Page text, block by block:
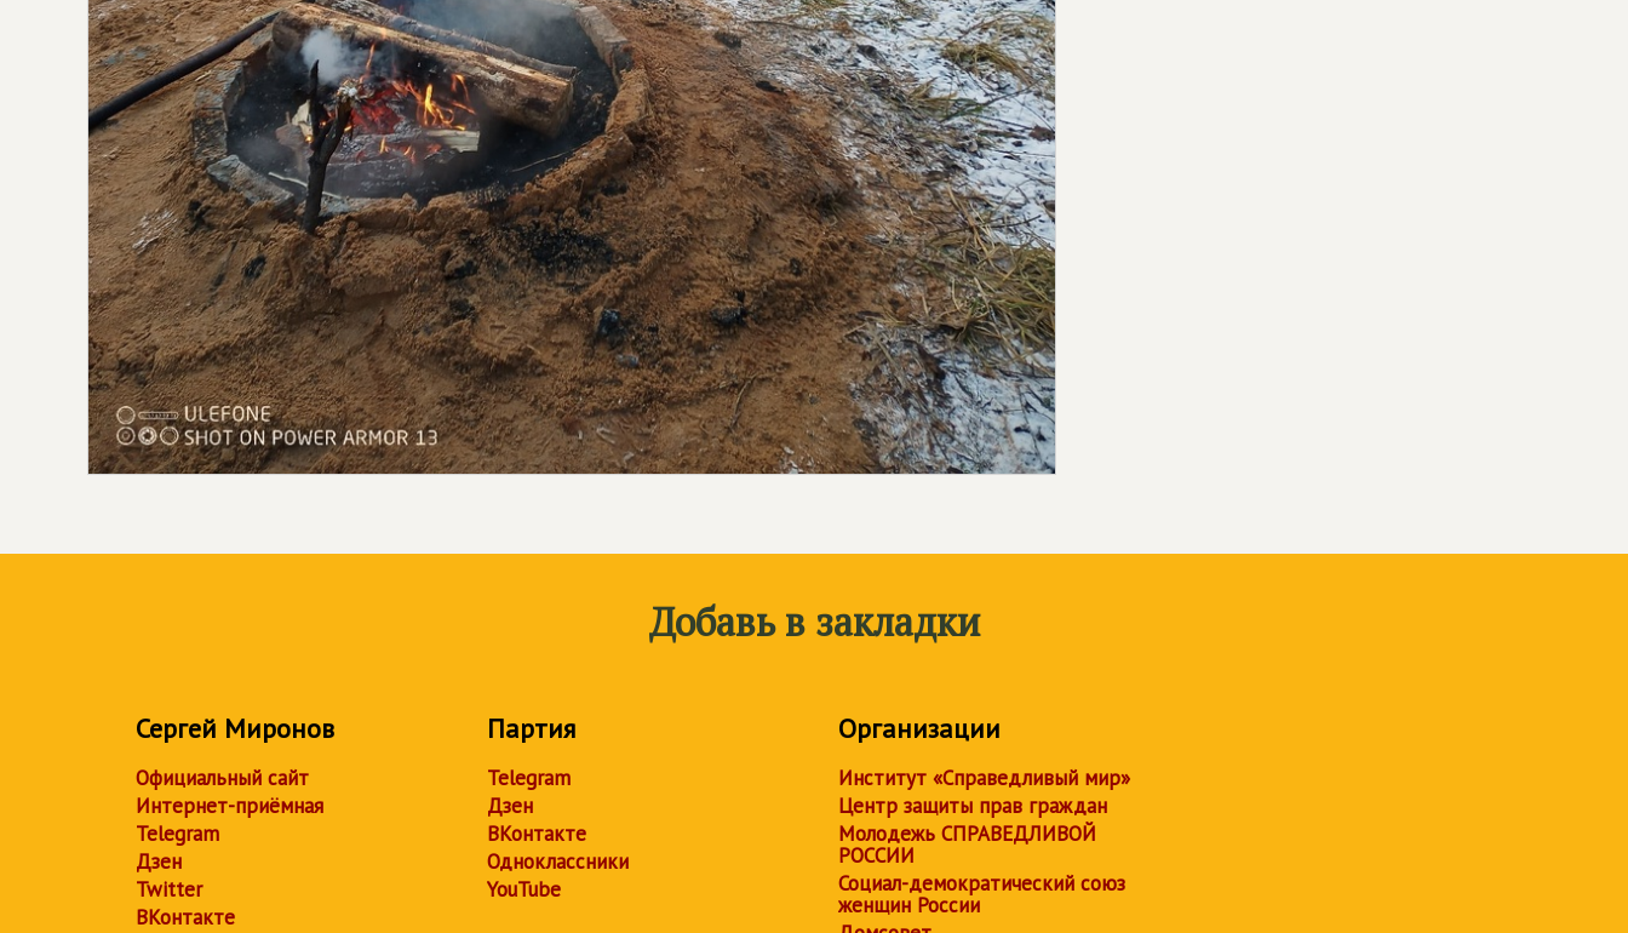
Добавь в закладки
Сергей Миронов
Официальный сайт
Интернет-приёмная
Telegram
Дзен
Twitter
ВКонтакте
Партия
Telegram
Дзен
ВКонтакте
Одноклассники
YouTube
Организации
Институт «Справедливый мир»
Центр защиты прав граждан
Молодежь СПРАВЕДЛИВОЙ
РОССИИ
Социал-демократический союз
женщин России